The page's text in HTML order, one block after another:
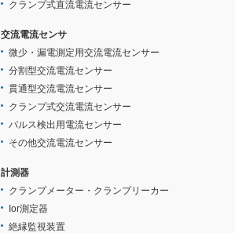
クランプ式直流電流センサー
交流電流センサ
微少・漏電測定用交流電流センサー
分割型交流電流センサー
貫通型交流電流センサー
クランプ式交流電流センサー
パルス検出用電流センサー
その他交流電流センサー
計測器
クランプメーター・クランプリーカー
Ior測定器
絶縁監視装置